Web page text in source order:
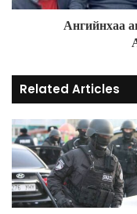
Ангийнхаа
Related Articles